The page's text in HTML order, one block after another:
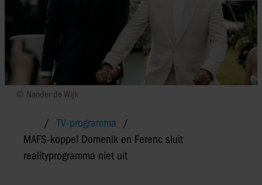
© Nander de Wijk
TV-programma
MAFS-koppel Domenik en Ferenc sluit
realityprogramma niet uit